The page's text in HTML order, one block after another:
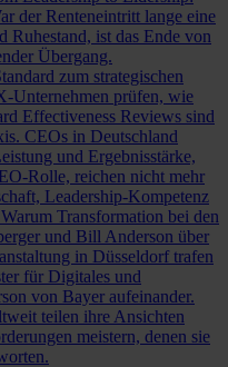
der Renteneintritt lange eine
Ruhestand, ist das Ende von
Übergang.
zum strategischen
Unternehmen prüfen, wie
Effectiveness Reviews sind
CEOs in Deutschland
und Ergebnisstärke,
Rolle, reichen nicht mehr
Leadership-Kompetenz
Warum Transformation bei den
und Bill Anderson über
in Düsseldorf trafen
für Digitales und
von Bayer aufeinander.
teilen ihre Ansichten
meistern, denen sie